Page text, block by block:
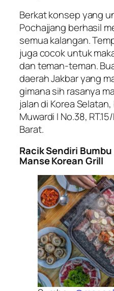
Berkat konsep yang
Pochajjang berhasil
semua kalangan.
juga cocok untuk
dan teman-teman.
daerah Jakbar yang
gimana sih rasanya
jalan di Korea
Muwardi I No.38,
Barat.
Racik Sendiri
Manse Korean Grill